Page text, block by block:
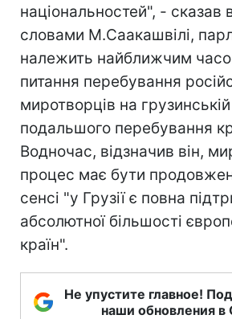
національностей", - сказав
словами М.Саакашвілі,
належить найближчим
питання перебування
миротворців на грузинській
подальшого перебування
Водночас, відзначив він,
процес має бути
сенсі "у Грузії є повна
абсолютної більшості
країн".
Не упустите главное!
наши обновления в